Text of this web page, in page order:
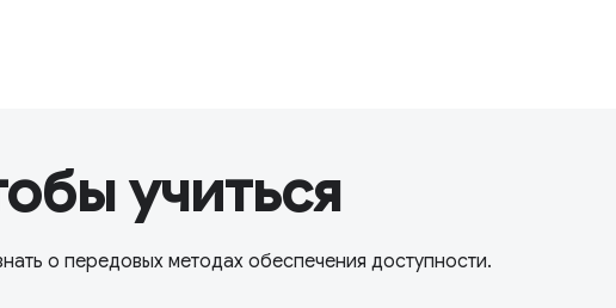
учиться
о передовых методах обеспечения доступности.